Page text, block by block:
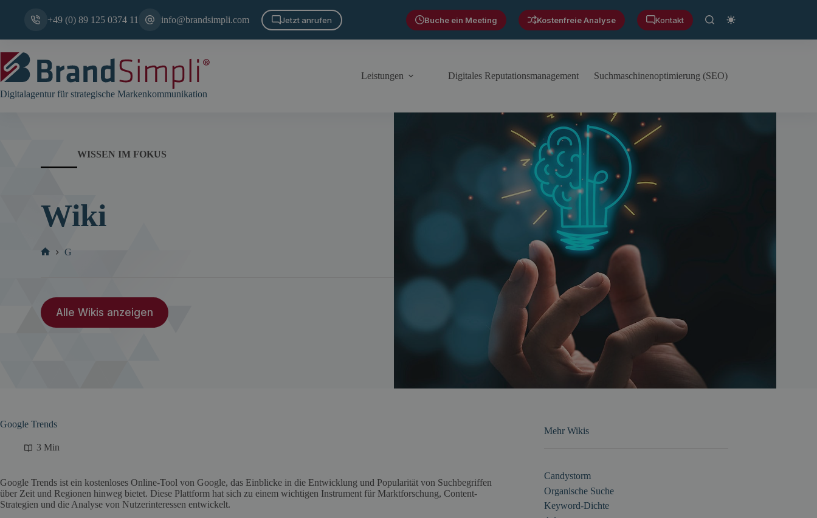
+49 (0) 89 125 0374 11 info@brandsimpli.com Jetzt anrufen Buche ein Meeting Kostenfreie Analyse Kontakt
Digitalagentur für strategische Markenkommunikation
Leistungen Digitales Reputationsmanagement Suchmaschinenoptimierung (SEO)
WISSEN IM FOKUS
Wiki
G
Alle Wikis anzeigen
Google Trends
3 Min
Google Trends ist ein kostenloses Online-Tool von Google, das Einblicke in die Entwicklung und Popularität von Suchbegriffen
über Zeit und Regionen hinweg bietet. Diese Plattform hat sich zu einem wichtigen Instrument für Marktforschung, Content-
Strategien und die Analyse von Nutzerinteressen entwickelt.
Mehr Wikis
Candystorm
Organische Suche
Keyword-Dichte